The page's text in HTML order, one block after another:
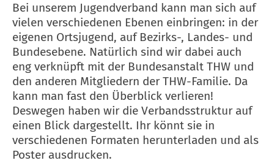
Bei unserem Jugendverband kann man sich auf
vielen verschiedenen Ebenen einbringen: in der
eigenen Ortsjugend, auf Bezirks-, Landes- und
Bundesebene. Natürlich sind wir dabei auch
eng verknüpft mit der Bundesanstalt THW und
den anderen Mitgliedern der THW-Familie. Da
kann man fast den Überblick verlieren!
Deswegen haben wir die Verbandsstruktur auf
einen Blick dargestellt. Ihr könnt sie in
verschiedenen Formaten herunterladen und als
Poster ausdrucken.